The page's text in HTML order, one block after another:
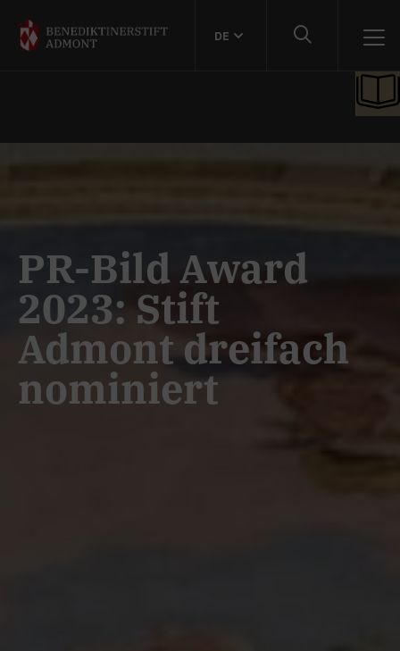
DE
PR-Bild Award
2023: Stift
Admont dreifach
nominiert